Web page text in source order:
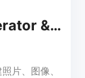
Real AI - AI Photo Generator & Inpaint
片、图像、